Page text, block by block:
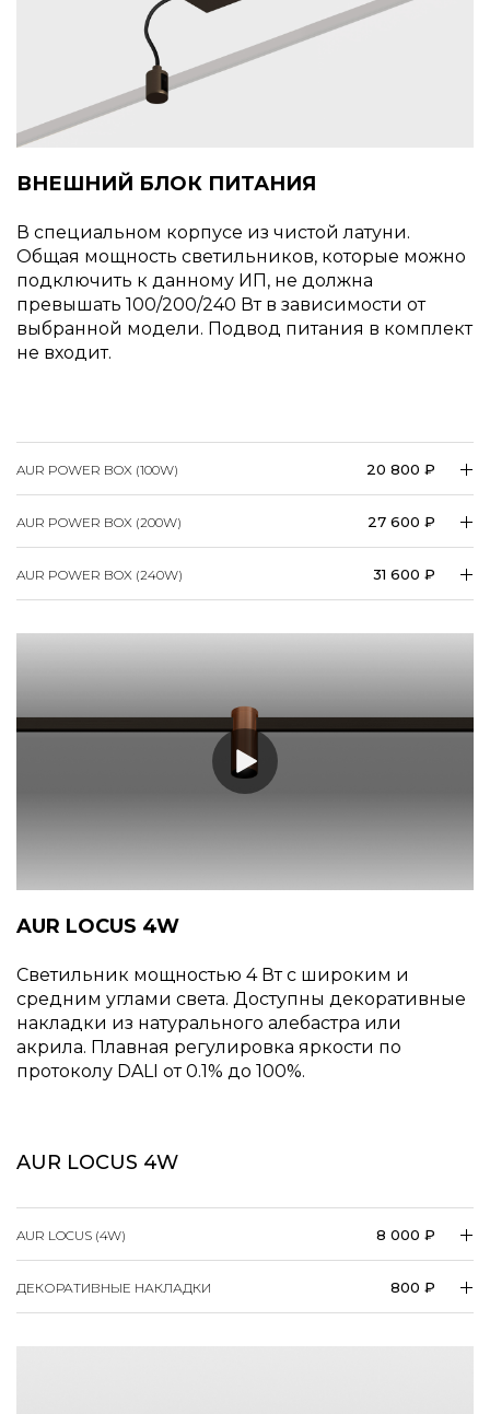
Общая мощность светильников, которые можно
подключить к данному ИП, не должна
превышать 100/200/240 Вт в зависимости от
выбранной модели. Подвод питания в комплект
не входит.
AUR POWER BOX (100W) 20 800 ₽
AUR POWER BOX (200W) 27 600 ₽
AUR POWER BOX (240W) 31 600 ₽
средним углами света. Доступны декоративные
накладки из натурального алебастра или
акрила. Плавная регулировка яркости по
протоколу DALI от 0.1% до 100%.
AUR LOCUS (4W) 8 000 ₽
ДЕКОРАТИВНЫЕ НАКЛАДКИ 800 ₽